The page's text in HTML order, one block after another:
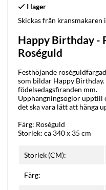
Skickas från kransmakaren
Happy Birthday -
Roséguld
Festhöjande
som bildar Happy
födelsedagsfiranden mm.
Upphängningsöglor upptill
det ska vara lätt att hänga
Färg: Roséguld
Storlek: ca 340 x 35 cm
Storlek (CM):
Färg: